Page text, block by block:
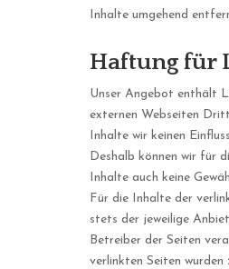
Inhalte umgehend
Haftung für
Unser Angebot enthält
externen Webseiten
Inhalte wir keinen
Deshalb können wir für
Inhalte auch keine
Für die Inhalte der
stets der jeweilige
Betreiber der Seiten
verlinkten Seiten